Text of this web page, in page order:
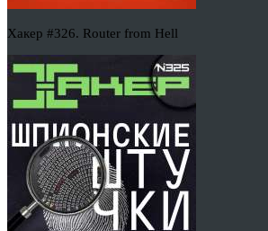
Хакер #326. Router from Hell